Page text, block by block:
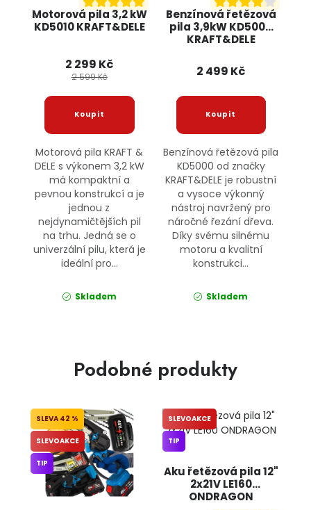
Motorová pila 3,2 kW
KD5010 KRAFT&DELE
2 299 Kč
2 599 Kč
Motorová pila KRAFT &
DELE s výkonem 3,2 kW
má kompaktní a
pevnou konstrukcí a je
jednou z
nejdynamičtějších pil
na trhu. Jedná se o
univerzální pilu, která je
ideální pro...
Skladem
Benzínová řetězová
pila 3,9kW KD5000
KRAFT&DELE
2 499 Kč
Benzínová řetězová pila
KD5000 od značky
KRAFT&DELE je robustní
a vysoce výkonný
nástroj navržený pro
náročné řezání dřeva.
Díky svému silnému
motoru a kvalitní
konstrukci...
Skladem
Podobné produkty
42 %
SLEVOAKCE
TIP
Aku řetězová pila 12"
2x21V LE160
ONDRAGON
SLEVOAKCE
TIP